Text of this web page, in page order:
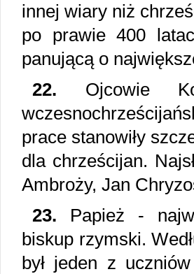
innej wiary niż
po prawie 400
panującą o
22. Ojcowie
prace stanowiły
dla chrześcijan.
Ambroży, Jan
23. Papież -
biskup rzymski.
był jeden z